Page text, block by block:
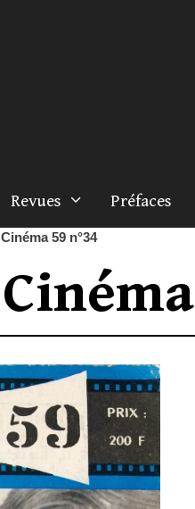
Revues Préfaces
Cinéma 59 n°34